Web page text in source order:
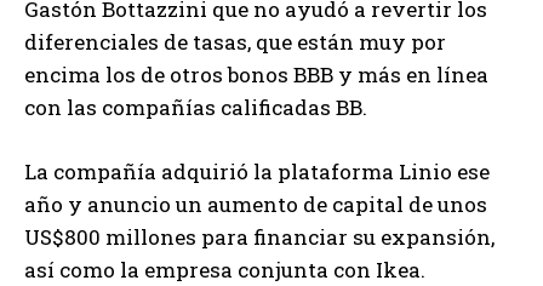
Gastón Bottazzini que no ayudó a revertir los
diferenciales de tasas, que están muy por
encima los de otros bonos BBB y más en línea
con las compañías calificadas BB.
La compañía adquirió la plataforma Linio ese
año y anuncio un aumento de capital de unos
US$800 millones para financiar su expansión,
así como la empresa conjunta con Ikea.